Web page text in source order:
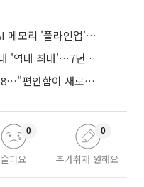
D램·낸드 모두 세계 1위…삼성, AI 메모리 '풀라인업'으로 승부
갤럭시 Z 폴드8, 사전판매 144만대 '역대 최대'…7년만에 갤노트10 기록 넘어
'여권'에서 영감 받은 갤럭시 폴드8…"편안함이 새로운 디자인 경쟁력"
슬퍼요
0
추가취재 원해요
0